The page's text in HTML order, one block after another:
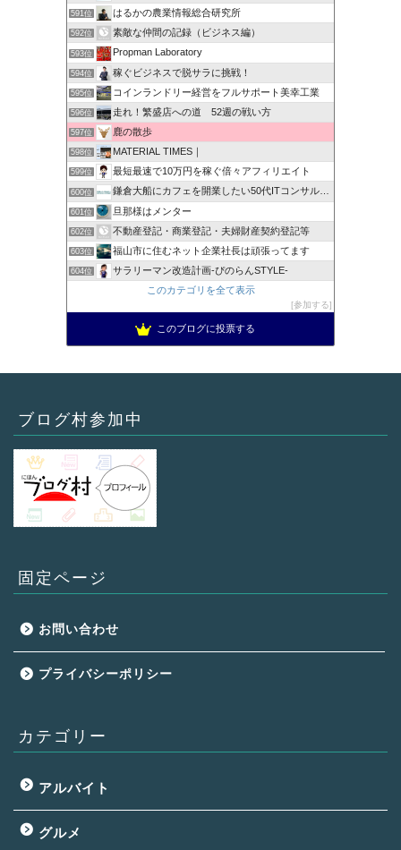
591位 はるかの農業情報総合研究所
592位 素敵な仲間の記録（ビジネス編）
593位 Propman Laboratory
594位 稼ぐビジネスで脱サラに挑戦！
595位 コインランドリー経営をフルサポート美幸工業
596位 走れ！繁盛店への道 52週の戦い方
597位 鹿の散歩
598位 MATERIAL TIMES｜
599位 最短最速で10万円を稼ぐ倍々アフィリエイト
600位 鎌倉大船にカフェを開業したい50代ITコンサルのブログ
601位 旦那様はメンター
602位 不動産登記・商業登記・夫婦財産契約登記等
603位 福山市に住むネット企業社長は頑張ってます
604位
サラリーマン改造計画-ぴのらんSTYLE-
このカテゴリを全て表示
参加する
このブログに投票する
ブログ村参加中
固定ページ
お問い合わせ
プライバシーポリシー
カテゴリー
アルバイト
グルメ